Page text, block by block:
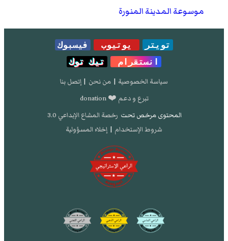
موسوعة المدينة المنورة
تويتر يوتيوب
فيسبوك
انستقرام
تيك توك
سياسة الخصوصية | من نحن | إتصل بنا
تبرع و دعم ❤️ donation
المحتوى مرخص تحت رخصة المشاع الإبداعي 3.0
شروط الإستخدام | إخلاء المسؤولية